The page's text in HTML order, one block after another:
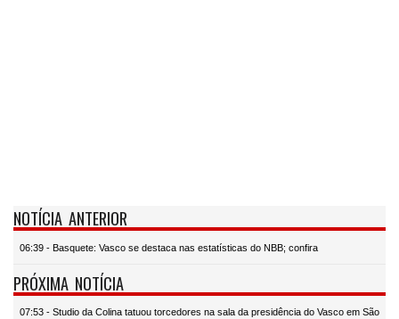
NOTÍCIA ANTERIOR
06:39 - Basquete: Vasco se destaca nas estatísticas do NBB; confira
PRÓXIMA NOTÍCIA
07:53 - Studio da Colina tatuou torcedores na sala da presidência do Vasco em São